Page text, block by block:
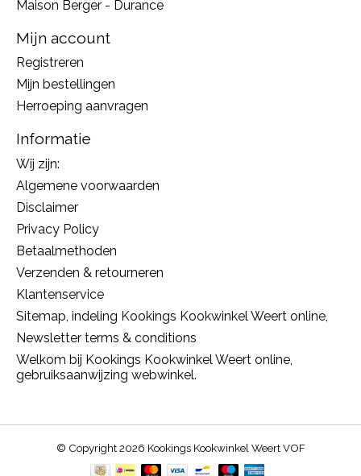
Maison Berger - Durance
Mijn account
Registreren
Mijn bestellingen
Herroeping aanvragen
Informatie
Wij zijn:
Algemene voorwaarden
Disclaimer
Privacy Policy
Betaalmethoden
Verzenden & retourneren
Klantenservice
Sitemap, indeling Kookings Kookwinkel Weert online,
Newsletter terms & conditions
Welkom bij Kookings Kookwinkel Weert online,
gebruiksaanwijzing webwinkel.
© Copyright 2026 Kookings Kookwinkel Weert VOF